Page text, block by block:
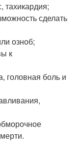
сделать
озноб;
к
головная боль и